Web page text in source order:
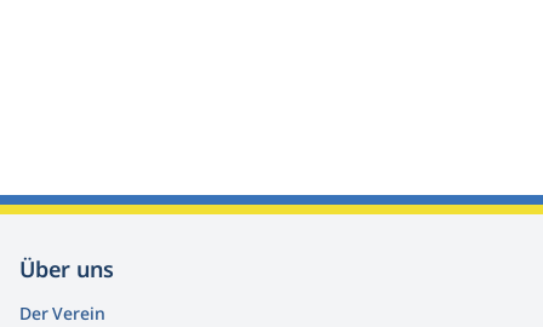
Über uns
Der Verein